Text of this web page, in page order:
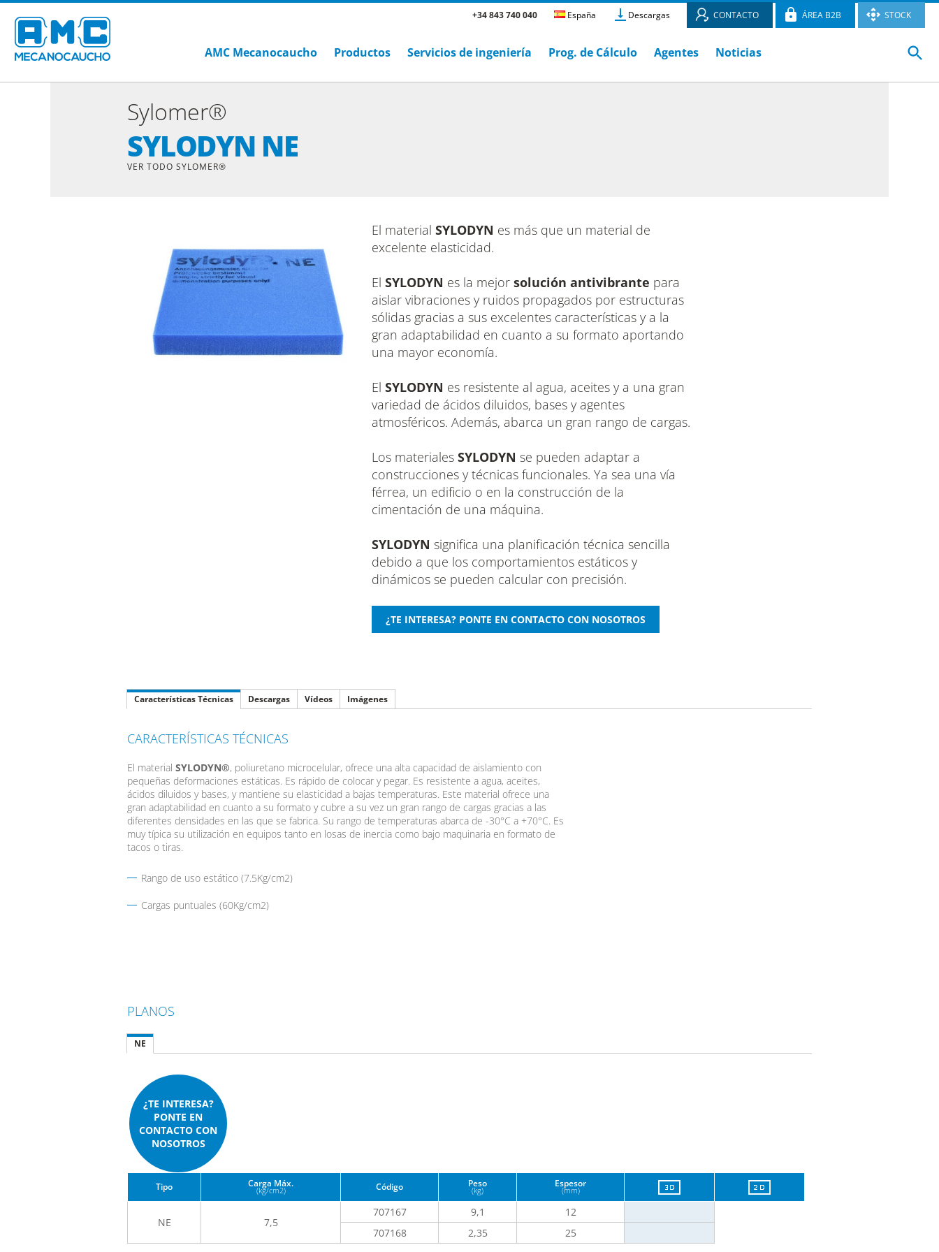
+34 843 740 040 España Descargas CONTACTO ÁREA B2B STOCK
AMC Mecanocaucho Productos Servicios de ingeniería Prog. de Cálculo Agentes Noticias
Sylomer®
SYLODYN NE
VER TODO SYLOMER®
El material SYLODYN es más que un material de
excelente elasticidad.
El SYLODYN es la mejor solución antivibrante para
aislar vibraciones y ruidos propagados por estructuras
sólidas gracias a sus excelentes características y a la
gran adaptabilidad en cuanto a su formato aportando
una mayor economía.
El SYLODYN es resistente al agua, aceites y a una gran
variedad de ácidos diluidos, bases y agentes
atmosféricos. Además, abarca un gran rango de cargas.
Los materiales SYLODYN se pueden adaptar a
construcciones y técnicas funcionales. Ya sea una vía
férrea, un edificio o en la construcción de la
cimentación de una máquina.
SYLODYN significa una planificación técnica sencilla
debido a que los comportamientos estáticos y
dinámicos se pueden calcular con precisión.
Características Técnicas Descargas Vídeos Imágenes
CARACTERÍSTICAS TÉCNICAS
El material SYLODYN®, poliuretano microcelular, ofrece una alta capacidad de aislamiento con
pequeñas deformaciones estáticas. Es rápido de colocar y pegar. Es resistente a agua, aceites,
ácidos diluidos y bases, y mantiene su elasticidad a bajas temperaturas. Este material ofrece una
gran adaptabilidad en cuanto a su formato y cubre a su vez un gran rango de cargas gracias a las
diferentes densidades en las que se fabrica. Su rango de temperaturas abarca de -30°C a +70°C. Es
muy típica su utilización en equipos tanto en losas de inercia como bajo maquinaria en formato de
tacos o tiras.
Rango de uso estático (7.5Kg/cm2)
Cargas puntuales (60Kg/cm2)
PLANOS
NE
¿TE INTERESA?
PONTE EN
CONTACTO CON
NOSOTROS
Tipo Carga Máx.
(kg/cm2) Código Peso
(kg)
Espesor
(mm)
NE 7,5
707167 9,1
12
707168
2,35 25